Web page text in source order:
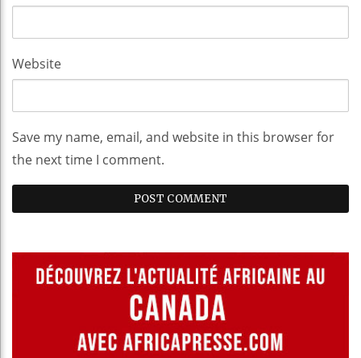
Website
Save my name, email, and website in this browser for
the next time I comment.